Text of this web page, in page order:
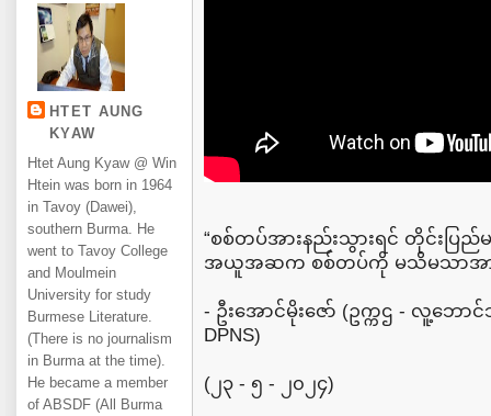
HTET AUNG
KYAW
Htet Aung Kyaw @ Win
Htein was born in 1964
in Tavoy (Dawei),
southern Burma. He
went to Tavoy College
and Moulmein
University for study
Burmese Literature.
(There is no journalism
in Burma at the time).
He became a member
of ABSDF (All Burma
“စစ်တပ်အားနည်းသွားရင် တိုင်းပ
အယူအဆက စစ်တပ်ကို မသိမသာအာ
- ဦးအောင်မိုးဇော် (ဥက္ကဌ - လူ့ဘ
DPNS)
(၂၃ - ၅ - ၂၀၂၄)